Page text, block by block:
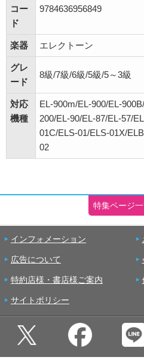
コー
ド
9784636956849
楽器 エレクトーン
グレ
ード
8級/7級/6級/5級/5～3級
対応
機種
EL-900m/EL-900/EL-
200/EL-90/EL-87/EL-57/
01C/ELS-01/ELS-01X/
02
特集ページ
インフォメーション
広告について
特約店様・書店様ご案内
サイトポリシー